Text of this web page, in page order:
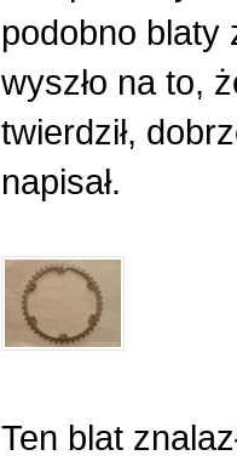
podobno blaty
wyszło na to,
twierdził,
napisał.
Ten blat